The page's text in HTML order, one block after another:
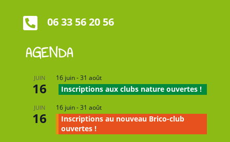
 06 33 56 20 56
AGENDA
JUIN
16
16 juin-31 août
Inscriptions aux clubs nature ouvertes !
JUIN
16
16 juin-31 août
Inscriptions au nouveau Brico-club
ouvertes !